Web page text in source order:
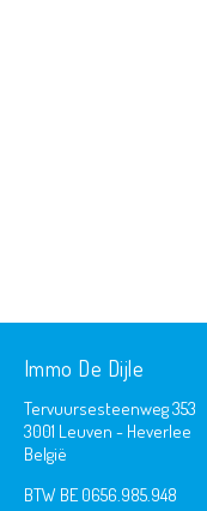
Immo De Dijle
Tervuursesteenweg 353
3001 Leuven - Heverlee
België
BTW BE 0656.985.948